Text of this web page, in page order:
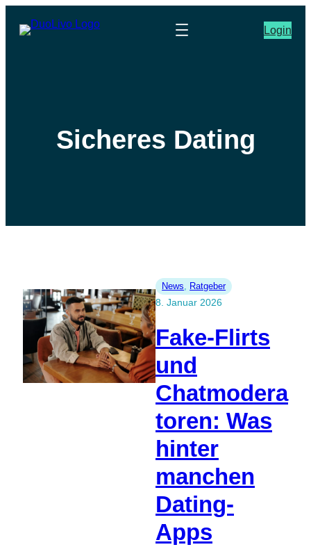
Login
Sicheres Dating
News, Ratgeber
8. Januar 2026
Fake-Flirts
und
Chatmodera
toren: Was
hinter
manchen
Dating-
Apps